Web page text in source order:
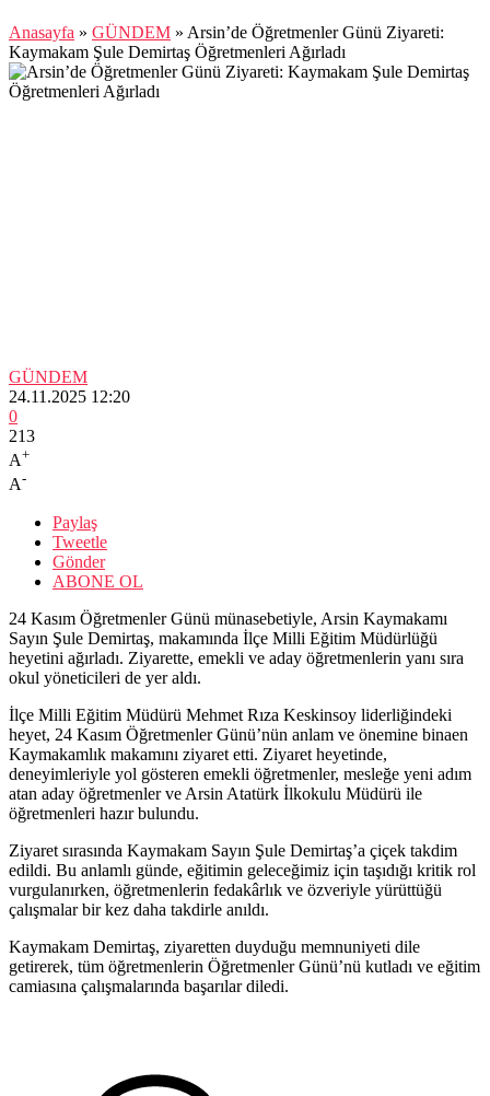
Anasayfa » GÜNDEM » Arsin’de Öğretmenler Günü Ziyareti:
Kaymakam Şule Demirtaş Öğretmenleri Ağırladı
GÜNDEM
24.11.2025 12:20
0
213
A+
A-
Paylaş
Tweetle
Gönder
ABONE OL
24 Kasım Öğretmenler Günü münasebetiyle, Arsin Kaymakamı
Sayın Şule Demirtaş, makamında İlçe Milli Eğitim Müdürlüğü
heyetini ağırladı. Ziyarette, emekli ve aday öğretmenlerin yanı sıra
okul yöneticileri de yer aldı.
İlçe Milli Eğitim Müdürü Mehmet Rıza Keskinsoy liderliğindeki
heyet, 24 Kasım Öğretmenler Günü’nün anlam ve önemine binaen
Kaymakamlık makamını ziyaret etti. Ziyaret heyetinde,
deneyimleriyle yol gösteren emekli öğretmenler, mesleğe yeni adım
atan aday öğretmenler ve Arsin Atatürk İlkokulu Müdürü ile
öğretmenleri hazır bulundu.
Ziyaret sırasında Kaymakam Sayın Şule Demirtaş’a çiçek takdim
edildi. Bu anlamlı günde, eğitimin geleceğimiz için taşıdığı kritik rol
vurgulanırken, öğretmenlerin fedakârlık ve özveriyle yürüttüğü
çalışmalar bir kez daha takdirle anıldı.
Kaymakam Demirtaş, ziyaretten duyduğu memnuniyeti dile
getirerek, tüm öğretmenlerin Öğretmenler Günü’nü kutladı ve eğitim
camiasına çalışmalarında başarılar diledi.